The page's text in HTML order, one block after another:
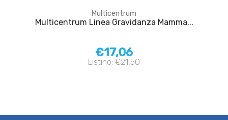
Multicentrum
Multicentrum Linea Gravidanza Mamma...
€17,06
Listino: €21,50